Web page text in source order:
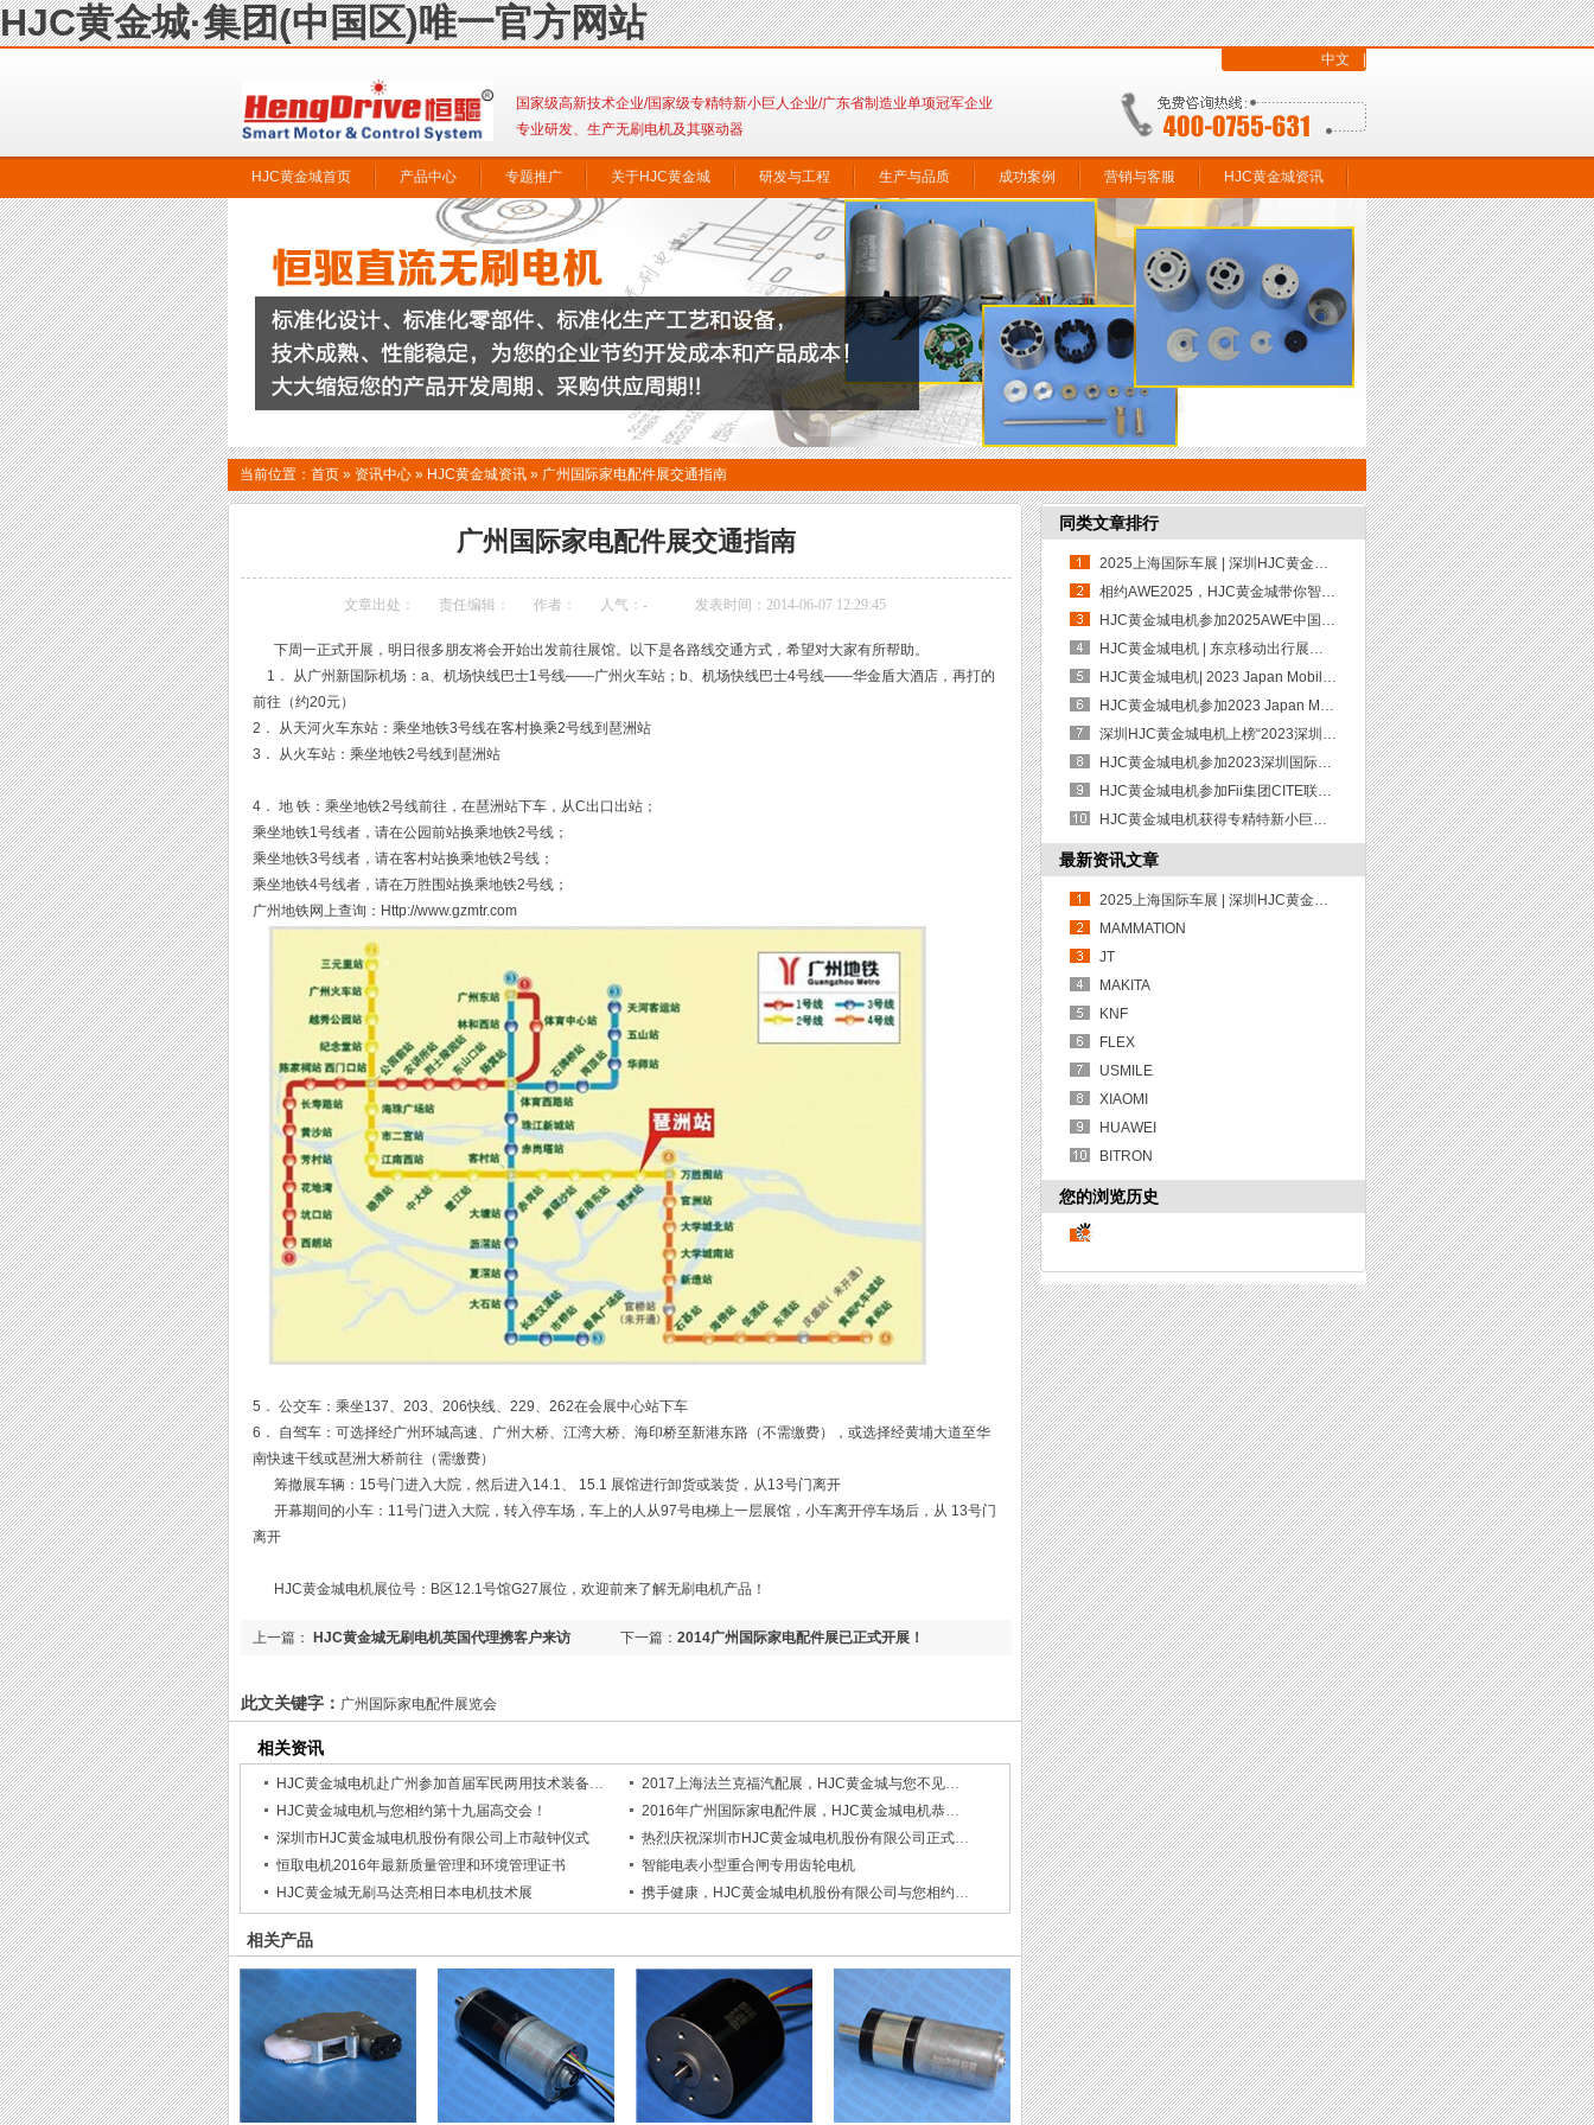
HJC黄金城·集团(中国区)唯一官方网站
中文
国家级高新技术企业/国家级专精特新小巨人企业/广东省制造业单项冠军企业
专业研发、生产无刷电机及其驱动器
HJC黄金城首页 产品中心 专题推广 关于HJC黄金城 研发与工程 生产与品质 成功案例 营销与客服 HJC黄金城资讯
当前位置： 首页 » 资讯中心 » HJC黄金城资讯 » 广州国际家电配件展交通指南
广州国际家电配件展交通指南
文章出处： 责任编辑： 作者： 人气： - 发表时间：2014-06-07 12:29:45
下周一正式开展，明日很多朋友将会开始出发前往展馆。以下是各路线交通方式，希望对大家有所帮助。
1． 从广州新国际机场：a、机场快线巴士1号线——广州火车站；b、机场快线巴士4号线——华金盾大酒店，再打的
前往（约20元）
2． 从天河火车东站：乘坐地铁3号线在客村换乘2号线到琶洲站
3． 从火车站：乘坐地铁2号线到琶洲站
4． 地 铁：乘坐地铁2号线前往，在琶洲站下车，从C出口出站；
乘坐地铁1号线者，请在公园前站换乘地铁2号线；
乘坐地铁3号线者，请在客村站换乘地铁2号线；
乘坐地铁4号线者，请在万胜围站换乘地铁2号线；
广州地铁网上查询：Http://www.gzmtr.com
5． 公交车：乘坐137、203、206快线、229、262在会展中心站下车
6． 自驾车：可选择经广州环城高速、广州大桥、江湾大桥、海印桥至新港东路（不需缴费），或选择经黄埔大道至华
南快速干线或琶洲大桥前往（需缴费）
筹撤展车辆：15号门进入大院，然后进入14.1、 15.1 展馆进行卸货或装货，从13号门离开
开幕期间的小车：11号门进入大院，转入停车场，车上的人从97号电梯上一层展馆，小车离开停车场后，从 13号门
离开
HJC黄金城电机展位号：B区12.1号馆G27展位，欢迎前来了解无刷电机产品！
下一篇： 2014广州国际家电配件展已正式开展！
上一篇： HJC黄金城无刷电机英国代理携客户来访
此文关键字： 广州国际家电配件展览会
相关资讯
HJC黄金城电机赴广州参加首届军民两用技术装备成果交易会
2017上海法兰克福汽配展，HJC黄金城与您不见不散！
HJC黄金城电机与您相约第十九届高交会！
2016年广州国际家电配件展，HJC黄金城电机恭候大驾！
深圳市HJC黄金城电机股份有限公司上市敲钟仪式
热烈庆祝深圳市HJC黄金城电机股份有限公司正式挂牌上市
恒取电机2016年最新质量管理和环境管理证书
智能电表小型重合闸专用齿轮电机
HJC黄金城无刷马达亮相日本电机技术展
携手健康，HJC黄金城电机股份有限公司与您相约中国国际医疗器械(春季)博览会
相关产品
同类文章排行
2025上海国际车展 | 深圳HJC黄金城电机有限公司诚邀您莅临
相约AWE2025，HJC黄金城带你智见未来
HJC黄金城电机参加2025AWE中国家电及消费电子博览会
HJC黄金城电机 | 东京移动出行展进行时：探索未来移动出行的精彩瞬间！
HJC黄金城电机| 2023 Japan Mobility Show正式开幕，更多精彩不容错过~
HJC黄金城电机参加2023 Japan Mobility Show！
深圳HJC黄金城电机上榜“2023深圳行业领袖企业100强”共赴产业科技创新
HJC黄金城电机参加2023深圳国际智能家居展览会
HJC黄金城电机参加Fii集团CITE联合展
HJC黄金城电机获得专精特新小巨人企业称号
最新资讯文章
2025上海国际车展 | 深圳HJC黄金城电机有限公司诚邀您莅临
MAMMATION
JT
MAKITA
KNF
FLEX
USMILE
XIAOMI
HUAWEI
BITRON
您的浏览历史